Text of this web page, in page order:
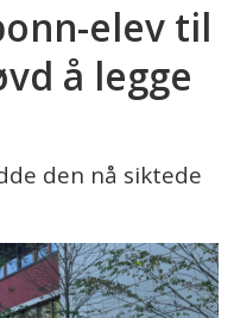
elev til
å legge
den nå siktede